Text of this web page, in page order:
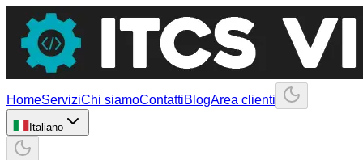
HomeServiziChi siamoContattiBlogArea clienti
Italiano